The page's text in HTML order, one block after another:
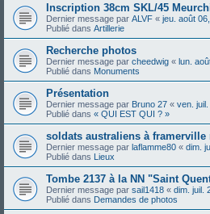
Inscription 38cm SKL/45
Dernier message par ALVF « jeu. août
Publié dans Artillerie
Recherche photos
Dernier message par cheedwig « lun.
Publié dans Monuments
Présentation
Dernier message par Bruno 27 « ven.
Publié dans « QUI EST QUI ? »
soldats australiens à framerville
Dernier message par laflamme80 « dim.
Publié dans Lieux
Tombe 2137 à la NN "Saint
Dernier message par sail1418 « dim. juil.
Publié dans Demandes de photos